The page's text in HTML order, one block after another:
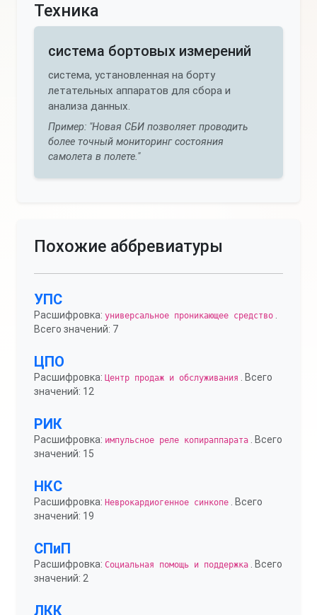
Техника
система бортовых измерений
система, установленная на борту
летательных аппаратов для сбора и
анализа данных.
Пример: "Новая СБИ позволяет проводить
более точный мониторинг состояния
самолета в полете."
Похожие аббревиатуры
УПС
Расшифровка: универсальное проникающее средство
Всего значений: 7
ЦПО
Расшифровка: Центр продаж и обслуживания
. Всего
значений: 12
РИК
Расшифровка: импульсное реле копираппарата . Всего
значений: 15
НКС
Расшифровка: Неврокардиогенное синкопе . Всего
значений: 19
СПиП
Расшифровка: Социальная помощь и поддержка . Всего
значений: 2
ЛКК